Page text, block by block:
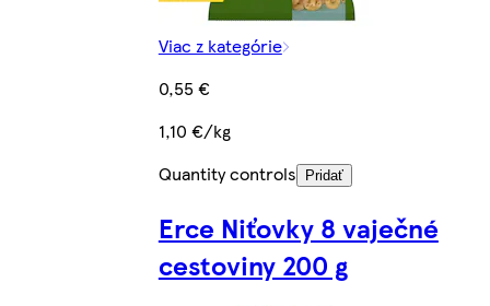
Viac z kategórie
0,55 €
1,10 €/kg
Quantity controls
Pridať
Erce Niťovky 8 vaječné
cestoviny 200 g